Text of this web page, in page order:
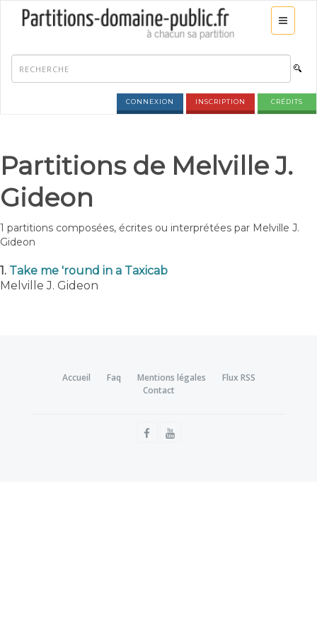
CONNEXION INSCRIPTION CRÉDITS
Partitions de Melville J.
Gideon
1 partitions composées, écrites ou interprétées par Melville J.
Gideon
1. Take me 'round in a Taxicab
Melville J. Gideon
Accueil Faq Mentions légales
Flux RSS
Contact